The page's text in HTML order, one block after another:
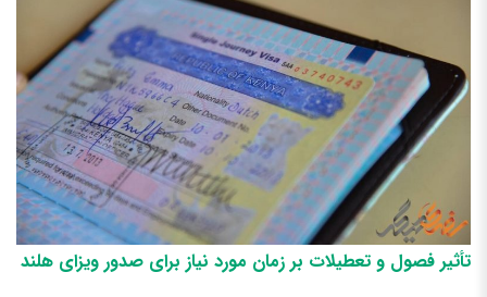
تأثیر فصول و تعطیلات بر زمان مورد نیاز برای صدور ویزای هلند